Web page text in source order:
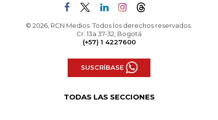
© 2026, RCN Medios. Todos los derechos reservados.
Cr. 13a 37-32, Bogotá
(+57) 1 4227600
SUSCRÍBASE
TODAS LAS SECCIONES